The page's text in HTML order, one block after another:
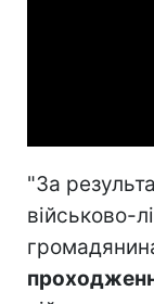
"За
військово-